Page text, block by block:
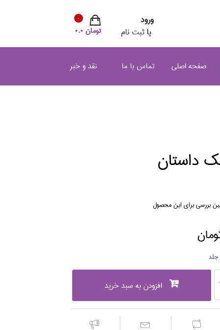
ورود
یا ثبت نام تومان 0.0
0
صفحه اصلی تماس با ما نقد و خبر
داستان
بررسی برای این محصول
افزودن به سبد خرید